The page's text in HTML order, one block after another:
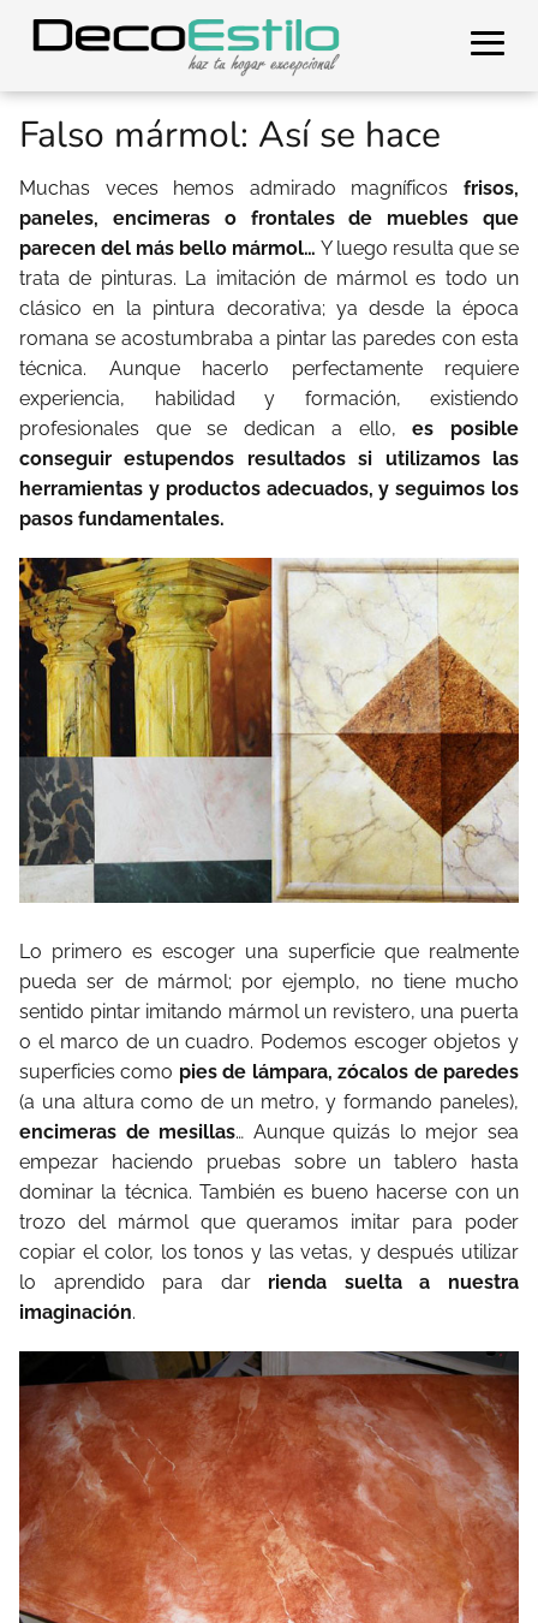
Falso mármol: Así se hace
Muchas veces hemos admirado magníficos frisos,
paneles, encimeras o frontales de muebles que
parecen del más bello mármol… Y luego resulta que se
trata de pinturas. La imitación de mármol es todo un
clásico en la pintura decorativa; ya desde la época
romana se acostumbraba a pintar las paredes con esta
técnica. Aunque hacerlo perfectamente requiere
experiencia, habilidad y formación, existiendo
profesionales que se dedican a ello,es posible
conseguir estupendos resultados si utilizamos las
herramientas y productos adecuados, y seguimos los
pasos fundamentales.
Lo primero es escoger una superficie que realmente
pueda ser de mármol; por ejemplo, no tiene mucho
sentido pintar imitando mármol un revistero, una puerta
o el marco de un cuadro. Podemos escoger objetos y
superficies como pies de lámpara, zócalos de paredes
(a una altura como de un metro, y formando paneles),
encimeras de mesillas… Aunque quizás lo mejor sea
empezar haciendo pruebas sobre un tablero hasta
dominar la técnica. También es bueno hacerse con un
trozo del mármol que queramos imitar para poder
copiar el color, los tonos y las vetas, y después utilizar
lo aprendido para darrienda suelta a nuestra
imaginación.